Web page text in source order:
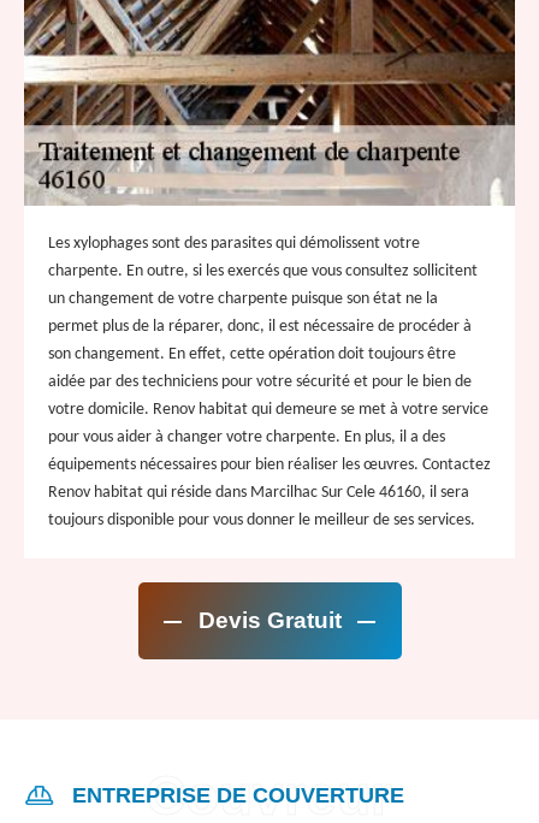
Les xylophages sont des parasites qui démolissent votre
charpente. En outre, si les exercés que vous consultez sollicitent
un changement de votre charpente puisque son état ne la
permet plus de la réparer, donc, il est nécessaire de procéder à
son changement. En effet, cette opération doit toujours être
aidée par des techniciens pour votre sécurité et pour le bien de
votre domicile. Renov habitat qui demeure se met à votre service
pour vous aider à changer votre charpente. En plus, il a des
équipements nécessaires pour bien réaliser les œuvres. Contactez
Renov habitat qui réside dans Marcilhac Sur Cele 46160, il sera
toujours disponible pour vous donner le meilleur de ses services.
Devis Gratuit
ENTREPRISE DE COUVERTURE